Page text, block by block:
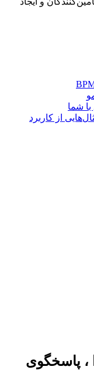
شما
از کاربرد
، پاسخگوی